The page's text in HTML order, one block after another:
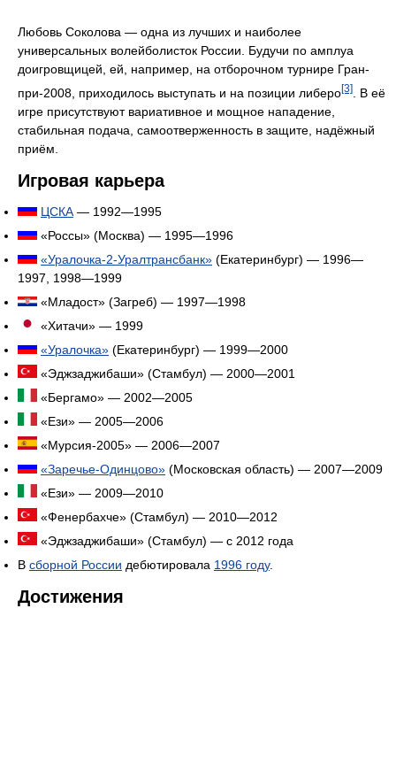
Любовь Соколова — одна из лучших и наиболее
универсальных волейболисток России. Будучи по амплуа
доигровщицей, ей, например, на отборочном турнире Гран-
при-2008, приходилось выступать и на позиции либеро[3]
. В её
игре присутствуют вариативное и мощное нападение,
стабильная подача, самоотверженность в защите, надёжный
приём.
Игровая карьера
ЦСКА — 1992—1995
«Россы» (Москва) — 1995—1996
«Уралочка-2-Уралтрансбанк» (Екатеринбург) — 1996—
1997, 1998—1999
«Младост» (Загреб) — 1997—1998
«Хитачи» — 1999
«Уралочка» (Екатеринбург) — 1999—2000
«Эджзаджибаши» (Стамбул) — 2000—2001
«Бергамо» — 2002—2005
«Ези» — 2005—2006
«Мурсия-2005» — 2006—2007
«Заречье-Одинцово» (Московская область) — 2007—2009
«Ези» — 2009—2010
«Фенербахче» (Стамбул) — 2010—2012
«Эджзаджибаши» (Стамбул) — с 2012 года
В сборной России дебютировала 1996 году.
Достижения